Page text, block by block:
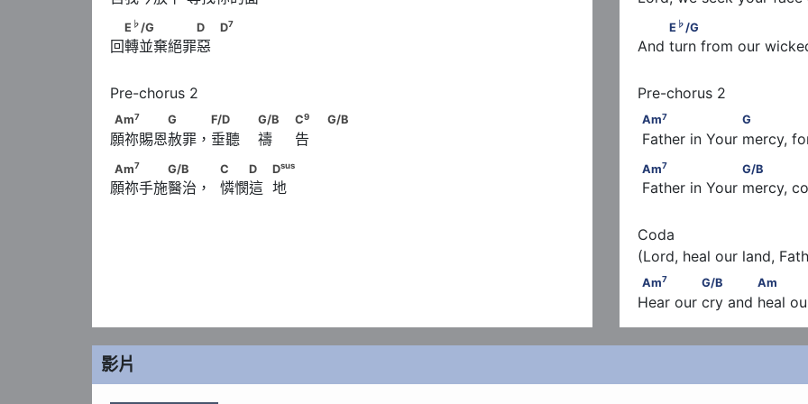
E ♭/G　　　　　D　            D
E ♭ /G D D7
回轉並棄絕罪惡
Am7 G　　 F/D　　                        G/B
C
9 G/B
Am7 G F/D G/B C9 G/B
願祢賜恩赦罪，垂聽    禱     告
Am7 G/B　　             C　　D　            D
Am7 G/B C D Dsus
願祢手施醫治，  憐憫這  地
E♭ /G
E ♭ /G
And turn from our
Am7 G               F/
Am7 G
Father in Your mercy,
Am7 G/B
Am7 G/B
Father in Your mercy,
Coda
Am7 G/B             Am
Am7 G/B Am
Hear our cry and heal
影片